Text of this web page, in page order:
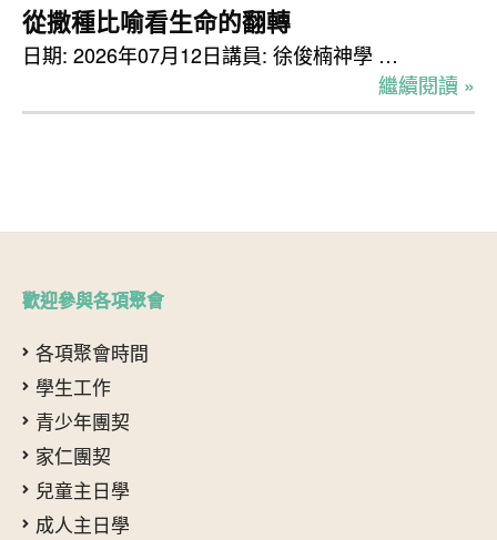
從撒種比喻看生命的翻轉
日期: 2026年07月12日講員: 徐俊楠神學 …
繼續閱讀 »
歡迎參與各項聚會
各項聚會時間
學生工作
青少年團契
家仁團契
兒童主日學
成人主日學